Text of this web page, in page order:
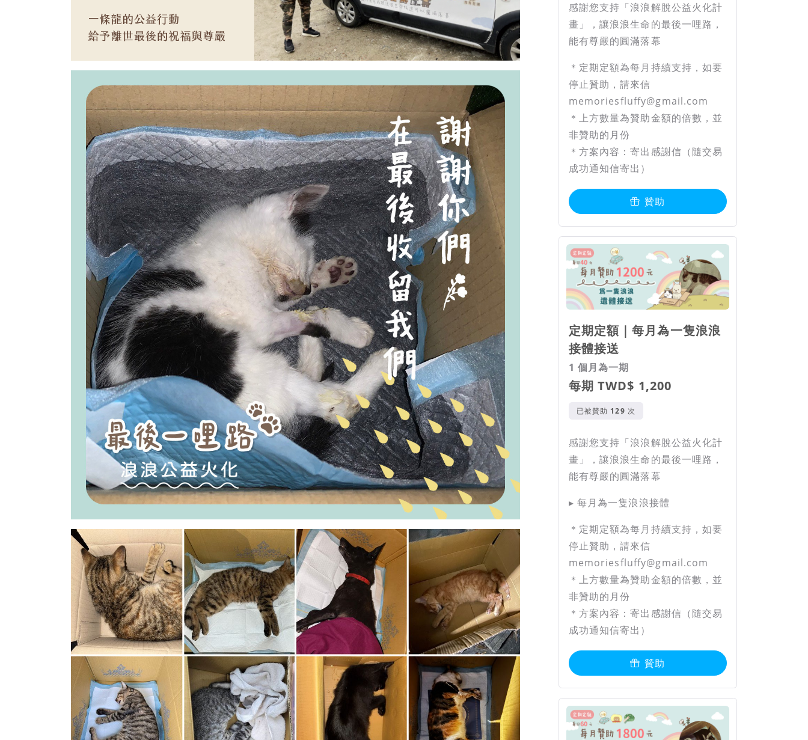
感謝您支持「浪浪解脫公益火化計
畫」，讓浪浪生命的最後一哩路，
能有尊嚴的圓滿落幕
＊定期定額為每月持續支持，如要
停止贊助，請來信
memoriesfluffy@gmail.com
＊上方數量為贊助金額的倍數，並
非贊助的月份
＊方案內容：寄出感謝信（隨交易
成功通知信寄出）
贊助
定期定額｜每月為一隻浪浪
接體接送
1 個月為一期
每期 TWD$ 1,200
已被贊助 次
感謝您支持「浪浪解脫公益火化計
畫」，讓浪浪生命的最後一哩路，
能有尊嚴的圓滿落幕
▸ 每月為一隻浪浪接體
＊定期定額為每月持續支持，如要
停止贊助，請來信
memoriesfluffy@gmail.com
＊上方數量為贊助金額的倍數，並
非贊助的月份
＊方案內容：寄出感謝信（隨交易
成功通知信寄出）
贊助